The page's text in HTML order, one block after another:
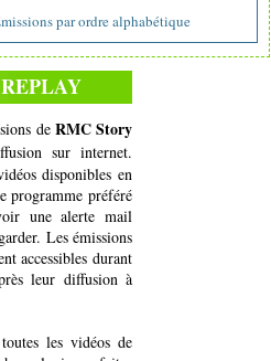
par ordre alphabétique
de RMC Story
sur internet.
disponibles en
programme préféré
une alerte mail
Les émissions
accessibles durant
leur diffusion à
les vidéos de